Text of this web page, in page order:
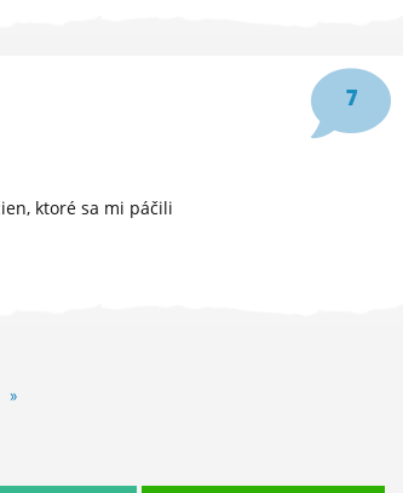
7
ktoré sa mi páčili
»